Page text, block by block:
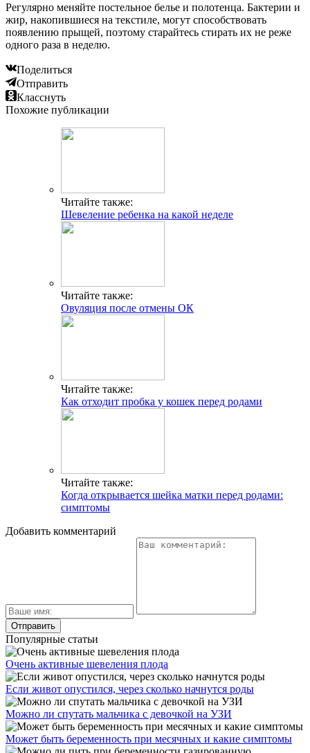
Регулярно меняйте постельное белье и полотенца. Бактерии и
жир, накопившиеся на текстиле, могут способствовать
появлению прыщей, поэтому старайтесь стирать их не реже
одного раза в неделю.
Поделиться
Отправить
Класснуть
Похожие публикации
Читайте также:
Шевеление ребенка на какой неделе
Читайте также:
Овуляция после отмены ОК
Читайте также:
Как отходит пробка у кошек перед родами
Читайте также:
Когда открывается шейка матки перед родами:
симптомы
Добавить комментарий
Популярные статьи
Очень активные шевеления плода
Если живот опустился, через сколько начнутся роды
Можно ли спутать мальчика с девочкой на УЗИ
Может быть беременность при месячных и какие симптомы